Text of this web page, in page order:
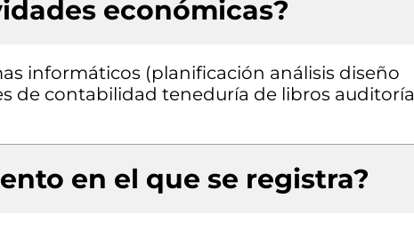
económicas?
informáticos (planificación análisis diseño
de contabilidad teneduría de libros auditoría
en el que se registra?